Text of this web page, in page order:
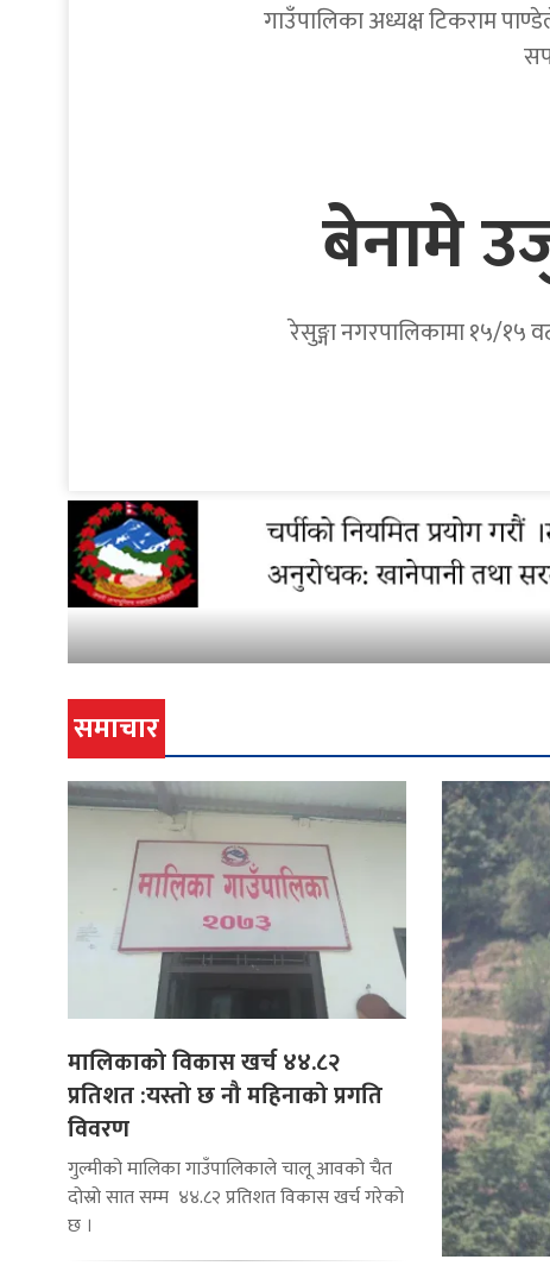
गाउँपालिका अध्यक्ष टिकराम
बेनामे
रेसुङ्गा नगरपालिकामा १५/१५
समाचार
मालिकाको विकास खर्च ४४.८२
प्रतिशत :यस्तो छ नौ महिनाको प्रगति
विवरण
गुल्मीको मालिका गाउँपालिकाले चालू आवको चैत
दोस्रो सात सम्म ४४.८२ प्रतिशत विकास खर्च गरेको
छ ।